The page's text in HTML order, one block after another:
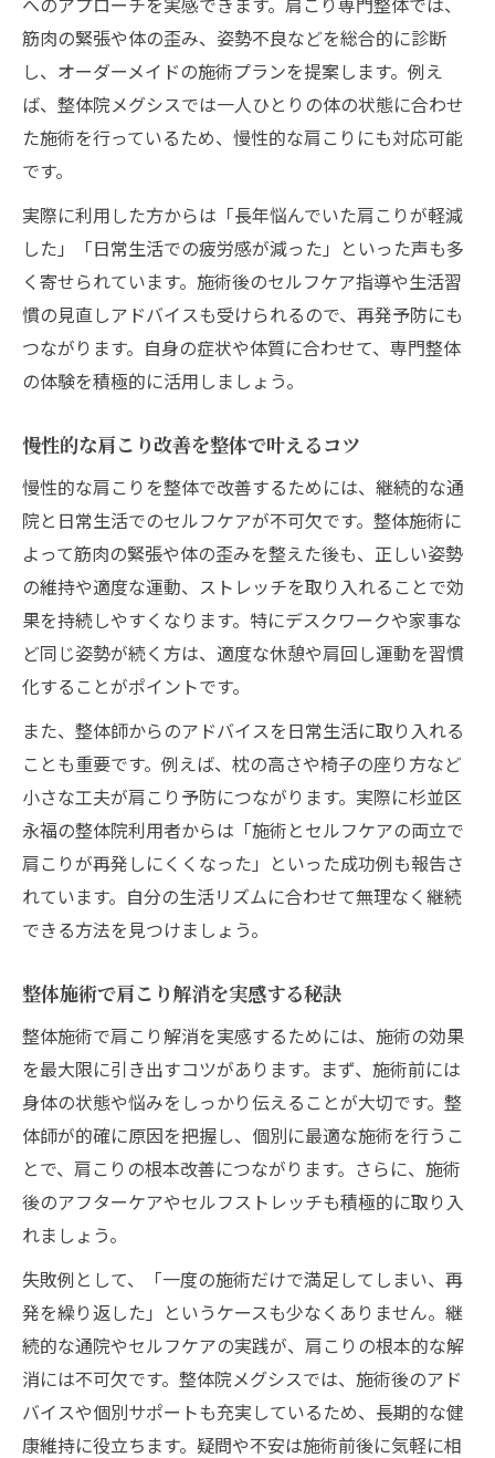
筋肉の緊張や体の歪み、姿勢不良などを総合的に診断
し、オーダーメイドの施術プランを提案します。例え
ば、整体院メグシスでは一人ひとりの体の状態に合わせ
た施術を行っているため、慢性的な肩こりにも対応可能
です。
実際に利用した方からは「長年悩んでいた肩こりが軽減
した」「日常生活での疲労感が減った」といった声も多
く寄せられています。施術後のセルフケア指導や生活習
慣の見直しアドバイスも受けられるので、再発予防にも
つながります。自身の症状や体質に合わせて、専門整体
の体験を積極的に活用しましょう。
慢性的な肩こり改善を整体で叶えるコツ
慢性的な肩こりを整体で改善するためには、継続的な通
院と日常生活でのセルフケアが不可欠です。整体施術に
よって筋肉の緊張や体の歪みを整えた後も、正しい姿勢
の維持や適度な運動、ストレッチを取り入れることで効
果を持続しやすくなります。特にデスクワークや家事な
ど同じ姿勢が続く方は、適度な休憩や肩回し運動を習慣
化することがポイントです。
また、整体師からのアドバイスを日常生活に取り入れる
ことも重要です。例えば、枕の高さや椅子の座り方など
小さな工夫が肩こり予防につながります。実際に杉並区
永福の整体院利用者からは「施術とセルフケアの両立で
肩こりが再発しにくくなった」といった成功例も報告さ
れています。自分の生活リズムに合わせて無理なく継続
できる方法を見つけましょう。
整体施術で肩こり解消を実感する秘訣
整体施術で肩こり解消を実感するためには、施術の効果
を最大限に引き出すコツがあります。まず、施術前には
身体の状態や悩みをしっかり伝えることが大切です。整
体師が的確に原因を把握し、個別に最適な施術を行うこ
とで、肩こりの根本改善につながります。さらに、施術
後のアフターケアやセルフストレッチも積極的に取り入
れましょう。
失敗例として、「一度の施術だけで満足してしまい、再
発を繰り返した」というケースも少なくありません。継
続的な通院やセルフケアの実践が、肩こりの根本的な解
消には不可欠です。整体院メグシスでは、施術後のアド
バイスや個別サポートも充実しているため、長期的な健
康維持に役立ちます。疑問や不安は施術前後に気軽に相